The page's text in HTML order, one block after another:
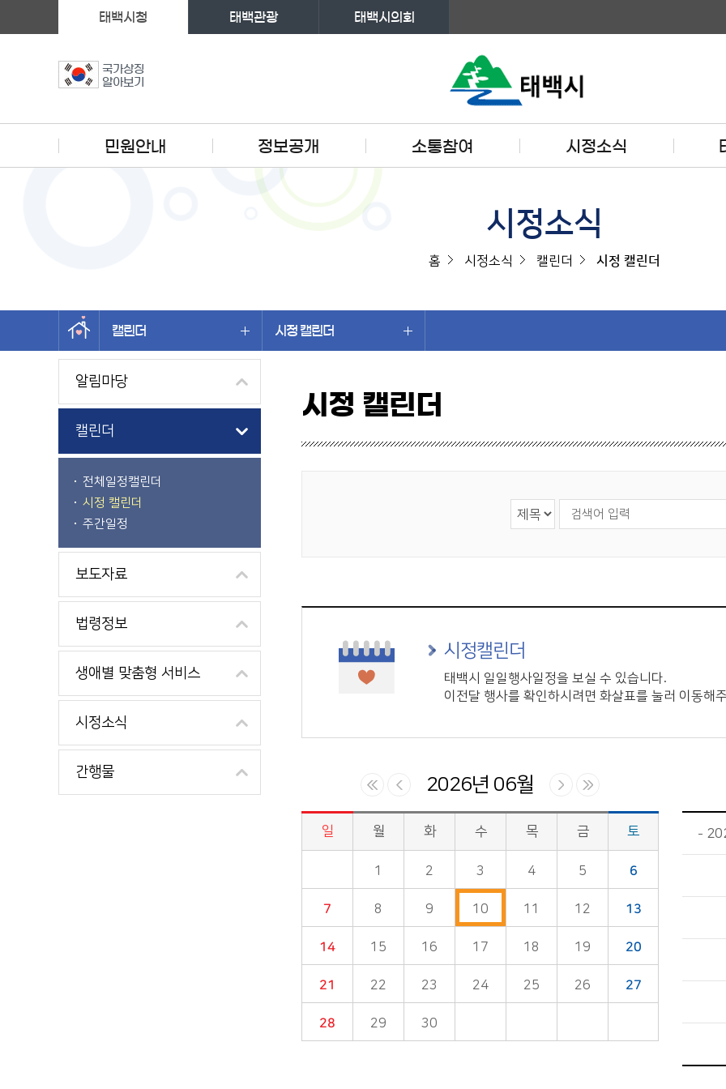
국가상징
알아보기
태백시청 태백관광 태백시의회
민원안내 정보공개 소통참여 시정소식
시정소식
홈 시정소식 캘린더 시정 캘린더
캘린더 시정 캘린더
왼쪽메뉴
알림마당
캘린더
전체일정캘린더
시정 캘린더
주간일정
보도자료
법령정보
생애별 맞춤형 서비스
시정소식
간행물
시정 캘린더
시정캘린더
태백시 일일행사일정을 보실 수 있습니다.
이전달 행사를 확인하시려면 화살표를 눌러 이동해
2026년 06월
시정소식>시정 캘린더 게시판의 (2026년 06월) 달력형태로 일정명, 일정내용을 제공합니다.
일 월 화 수 목 금 토
1 2 3 4 5 6
7 8 9 10 11 12 13
14 15 16 17 18 19 20
21 22 23 24 25 26 27
28 29 30